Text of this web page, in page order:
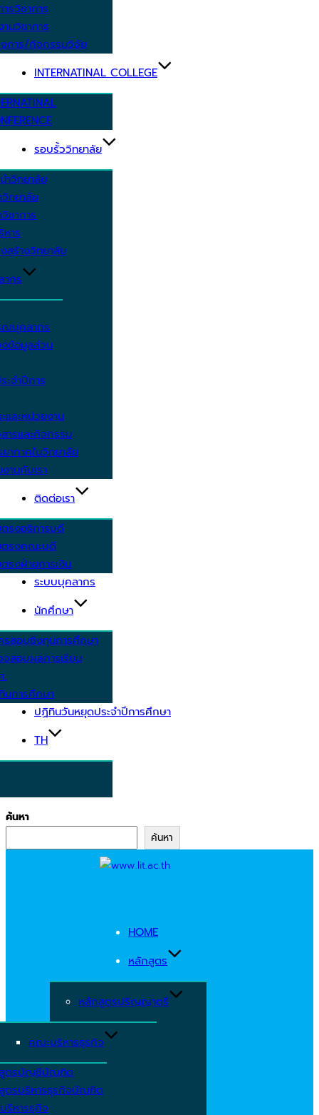
รวิชาการ
นวิชาการ
งการ/กิจกรรมวิจัย
INTERNATINAL COLLEGE
รอบรั้ววิทยาลัย
ำวิทยาลัย
ทยาลัย
ชาการ
าร
สร้างวิทยาลัย
กร
ณบุคลากร
ข้อมูลส่วน
จำปีการ
ละหน่วยงาน
ารและกิจกรรม
ากาศในวิทยาลัย
านกับเรา
ติดต่อเรา
รงอธิการบดี
ตรงคณะบดี
รงฝ่ายการเงิน
ระบบบุคลากร
นักศึกษา
รสอบชิงทุนการศึกษา
สอบผลการเรียน
.
นการศึกษา
ปฏิทินวันหยุดประจำปีการศึกษา
TH
ค้นหา
ค้นหา
HOME
หลักสูตร
หลักสูตรปริญญาตรี
คณะบริหารธุรกิจ
ตรบัญชีบัณฑิต
ตรบริหารธุรกิจบัณฑิต
ริหารธุกิจ